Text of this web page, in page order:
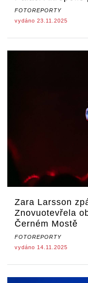
FOTOREPORTY
vydáno 23.11.2025
Zara Larsson
Znovuotevřela
Černém Mostě
FOTOREPORTY
vydáno 14.11.2025